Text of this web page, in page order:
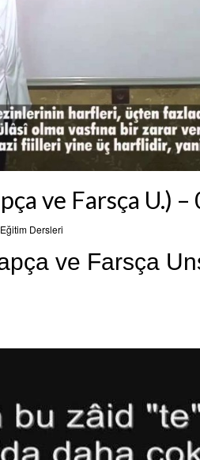
ve Farsça U.) –
Dersleri
ve Farsça